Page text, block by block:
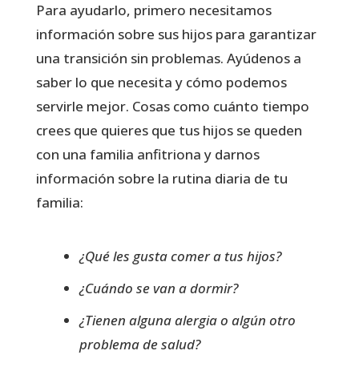
Para ayudarlo, primero necesitamos
información sobre sus hijos para garantizar
una transición sin problemas. Ayúdenos a
saber lo que necesita y cómo podemos
servirle mejor. Cosas como cuánto tiempo
crees que quieres que tus hijos se queden
con una familia anfitriona y darnos
información sobre la rutina diaria de tu
familia:
¿Qué les gusta comer a tus hijos?
¿Cuándo se van a dormir?
¿Tienen alguna alergia o algún otro
problema de salud?